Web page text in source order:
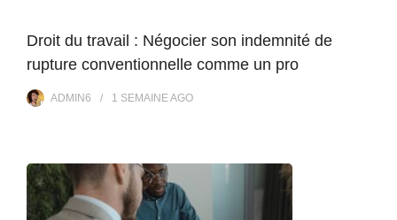
Droit du travail : Négocier son indemnité de
rupture conventionnelle comme un pro
ADMIN6 1 SEMAINE AGO